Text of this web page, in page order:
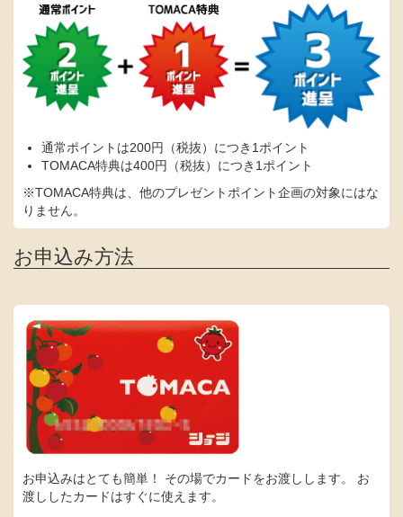
通常ポイントは200円（税抜）につき1ポイント
TOMACA特典は400円（税抜）につき1ポイント
※TOMACA特典は、他のプレゼントポイント企画の対象にはな
りません。
お申込み方法
お申込みはとても簡単！ その場でカードをお渡しします。 お
渡ししたカードはすぐに使えます。